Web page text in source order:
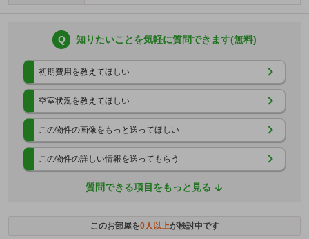
Q 知りたいことを気軽に質問できます(無料)
初期費用を教えてほしい
空室状況を教えてほしい
この物件の画像をもっと送ってほしい
この物件の詳しい情報を送ってもらう
質問できる項目をもっと見る
このお部屋を0人以上が検討中です